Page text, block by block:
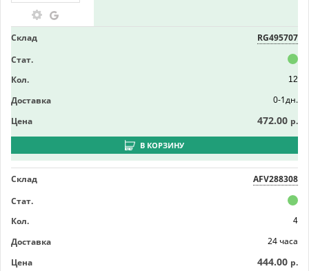
Склад
RG495707
Стат.
Кол.
12
Доставка
0-1дн.
Цена
472.00 р.
В КОРЗИНУ
Склад
AFV288308
Стат.
Кол.
4
Доставка
24 часа
Цена
444.00 р.